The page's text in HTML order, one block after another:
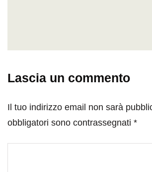
Lascia un commento
Il tuo indirizzo email non sarà
obbligatori sono contrassegnati *